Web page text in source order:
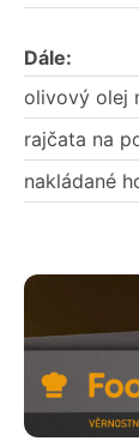
Dále:
olivový olej
rajčata na
nakládané